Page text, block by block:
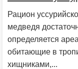
Рацион
медведя
определяется
обитающие в
хищниками,...